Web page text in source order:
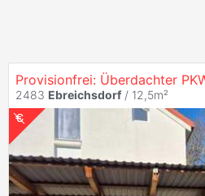
2483 Ebreichsdorf / 12,5m²